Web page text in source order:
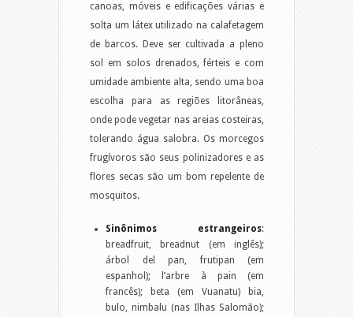
canoas, móveis e edificações várias e
solta um látex utilizado na calafetagem
de barcos. Deve ser cultivada a pleno
sol em solos drenados, férteis e com
umidade ambiente alta, sendo uma boa
escolha para as regiões litorâneas,
onde pode vegetar nas areias costeiras,
tolerando água salobra. Os morcegos
frugívoros são seus polinizadores e as
flores secas são um bom repelente de
mosquitos.
Sinônimos estrangeiros:
breadfruit, breadnut (em inglês);
árbol del pan, frutipan (em
espanhol); l’arbre à pain (em
francês); beta (em Vuanatu) bia,
bulo, nimbalu (nas Ilhas Salomão);